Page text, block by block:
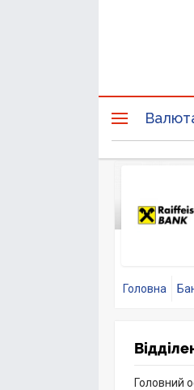
Головна
Головний